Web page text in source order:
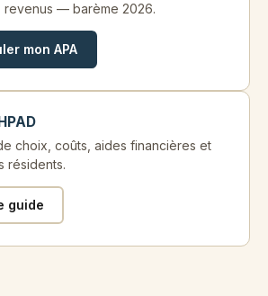
revenus — barème 2026.
mon APA
choix, coûts, aides financières et
résidents.
guide